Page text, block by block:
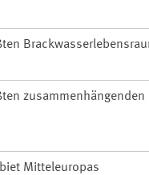
Mitteleuropas